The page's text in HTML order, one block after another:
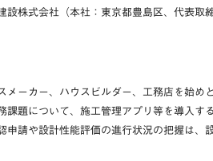
設株式会社（本社：東京都豊島区、代表取
メーカー、ハウスビルダー、工務店を始
課題について、施工管理アプリ等を導入
申請や設計性能評価の進行状況の把握は